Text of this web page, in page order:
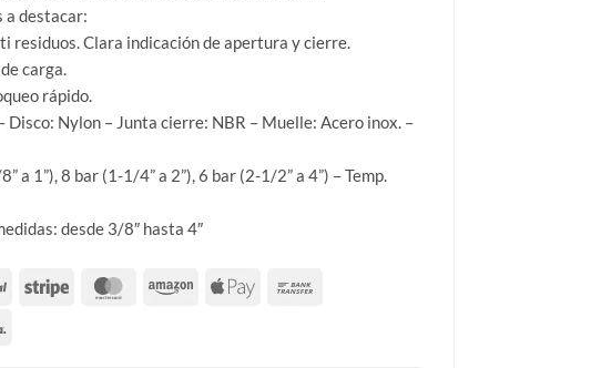
destacar:
residuos. Clara indicación de apertura y cierre.
carga.
rápido.
Disco: Nylon – Junta cierre: NBR – Muelle: Acero inox. –
a 1”), 8 bar (1-1/4” a 2”), 6 bar (2-1/2” a 4”) – Temp.
desde 3/8″ hasta 4″